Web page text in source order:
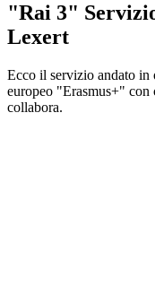
"Rai 3"
Lexert
Ecco il servizio andato in
europeo "Erasmus+" con
collabora.